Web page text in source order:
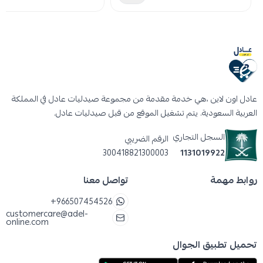
عادل اون لاين ،هي خدمة مقدمة من مجموعة صيدليات عادل في المملكة
العربية السعودية. يتم تشغيل الموقع من قبل صيدليات عادل.
السجل التجاري
1131019922
الرقم الضريبي
300418821300003
روابط مهمة تواصل معنا
+966507454526
customercare@adel-
online.com
تحميل تطبيق الجوال